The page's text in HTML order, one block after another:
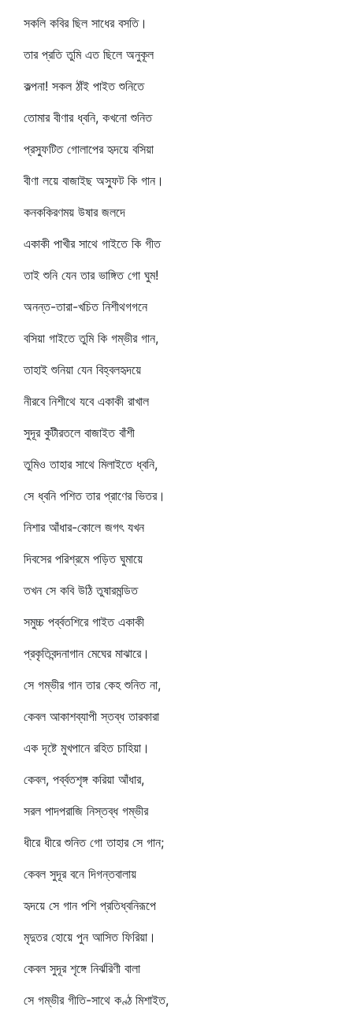
সকলি কবির ছিল সাধের বসতি।
তার প্রতি তুমি এত ছিলে অনুকূল
কল্পনা! সকল ঠাঁই পাইত শুনিতে
তোমার বীণার ধ্বনি, কখনো শুনিত
প্রস্ফুটিত গোলাপের হৃদয়ে বসিয়া
বীণা লয়ে বাজাইছ অস্ফুট কি গান।
কনককিরণময় উষার জলদে
একাকী পাখীর সাথে গাইতে কি গীত
তাই শুনি যেন তার ভাঙ্গিত গো ঘুম!
অনন্ত-তারা-খচিত নিশীথগগনে
বসিয়া গাইতে তুমি কি গম্ভীর গান,
তাহাই শুনিয়া যেন বিহ্বলহৃদয়ে
নীরবে নিশীথে যবে একাকী রাখাল
সুদূর কুটীরতলে বাজাইত বাঁশী
তুমিও তাহার সাথে মিলাইতে ধ্বনি,
সে ধ্বনি পশিত তার প্রাণের ভিতর।
নিশার আঁধার-কোলে জগৎ যখন
দিবসের পরিশ্রমে পড়িত ঘুমায়ে
তখন সে কবি উঠি তুষারমন্ডিত
সমুচ্চ পর্ব্বতশিরে গাইত একাকী
প্রকৃতিবন্দনাগান মেঘের মাঝারে।
সে গম্ভীর গান তার কেহ শুনিত না,
কেবল আকাশব্যাপী স্তব্ধ তারকারা
এক দৃষ্টে মুখপানে রহিত চাহিয়া।
কেবল, পর্ব্বতশৃঙ্গ করিয়া আঁধার,
সরল পাদপরাজি নিস্তব্ধ গম্ভীর
ধীরে ধীরে শুনিত গো তাহার সে গান;
কেবল সুদূর বনে দিগন্তবালায়
হৃদয়ে সে গান পশি প্রতিধ্বনিরূপে
মৃদুতর হোয়ে পুন আসিত ফিরিয়া।
কেবল সুদূর শৃঙ্গে নির্ঝরিণী বালা
সে গম্ভীর গীতি-সাথে কণ্ঠ মিশাইত,